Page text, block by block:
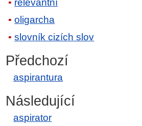
relevantní
oligarcha
slovník cizích slov
Předchozí
aspirantura
Následující
aspirator